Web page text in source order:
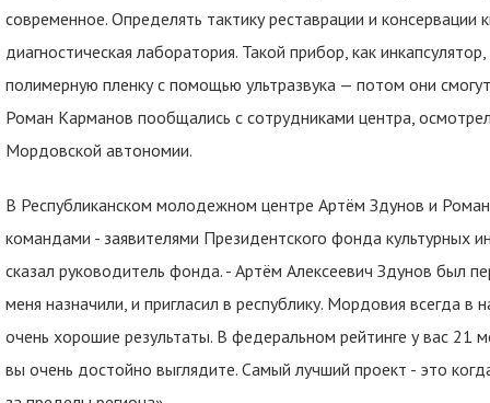
современное. Определять тактику реставрации и
диагностическая лаборатория. Такой прибор, как
полимерную пленку с помощью ультразвука — потом они
Роман Карманов пообщались с сотрудниками центра,
Мордовской автономии.
В Республиканском молодежном центре Артём Здунов и
командами - заявителями Президентского фонда культурных
сказал руководитель фонда. - Артём Алексеевич Здунов был
меня назначили, и пригласил в республику. Мордовия всегда
очень хорошие результаты. В федеральном рейтинге у вас 21
вы очень достойно выглядите. Самый лучший проект - это